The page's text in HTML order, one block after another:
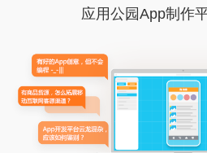
应用公园App制作